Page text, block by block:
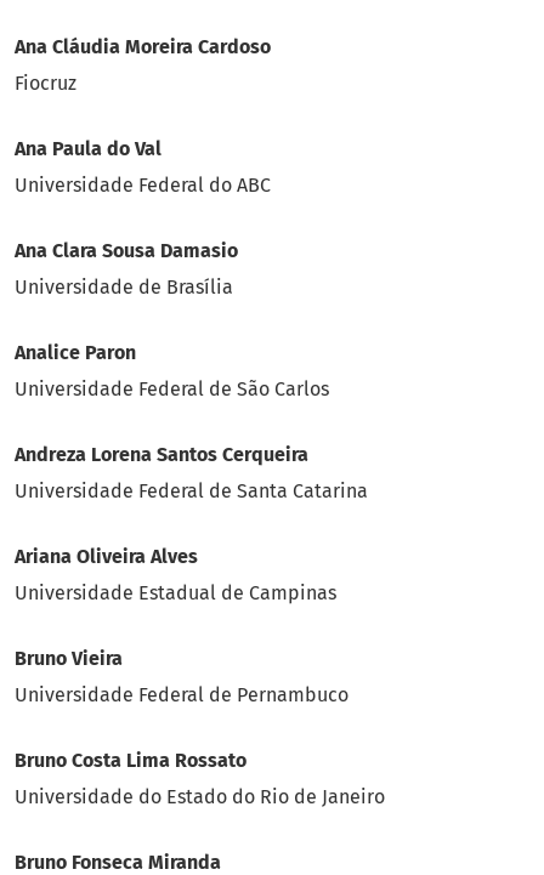
Ana Cláudia Moreira Cardoso
Fiocruz
Ana Paula do Val
Universidade Federal do ABC
Ana Clara Sousa Damasio
Universidade de Brasília
Analice Paron
Universidade Federal de São Carlos
Andreza Lorena Santos Cerqueira
Universidade Federal de Santa Catarina
Ariana Oliveira Alves
Universidade Estadual de Campinas
Bruno Vieira
Universidade Federal de Pernambuco
Bruno Costa Lima Rossato
Universidade do Estado do Rio de Janeiro
Bruno Fonseca Miranda